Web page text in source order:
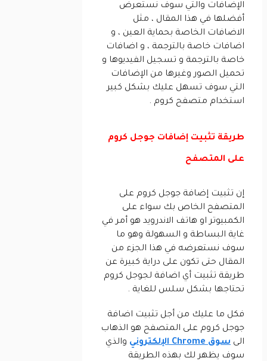
الإضافات والتي سوف نستعرض
أفضلها في هذا المقال ، مثل
الاضافات الخاصة بحماية العين ، و
اضافات خاصة بالترجمة ، و اضافات
خاصة بالترجمة و تسجيل الفيديوها و
تحميل الصور وغيرها من الإضافات
التي سوف تسهل عليك بشكل كبير
استخدام متصفح كروم .
طريقة تثبيت إضافات جوجل كروم
على المتصفح
إن تثبيت إضافة جوجل كروم على
المتصفح الخاص بك سواء على
الكمبيوتر او هاتف الاندرويد هو أمر في
غاية البساطة و السهولة وهو ما
سوف نستعرضه في هذا الجزء من
المقال حتى تكون على دراية كبيرة عن
طريقة تثبيت أي اضافة لجوجل كروم
تحتاجها بشكل سلس للغاية .
فكل ما عليك من أجل تثبيت اضافة
جوجل كروم على المتصفح هو الذهاب
الى ‏ سوق Chrome الإلكتروني
والذي
سوف يظهر لك بهذه الطريقة